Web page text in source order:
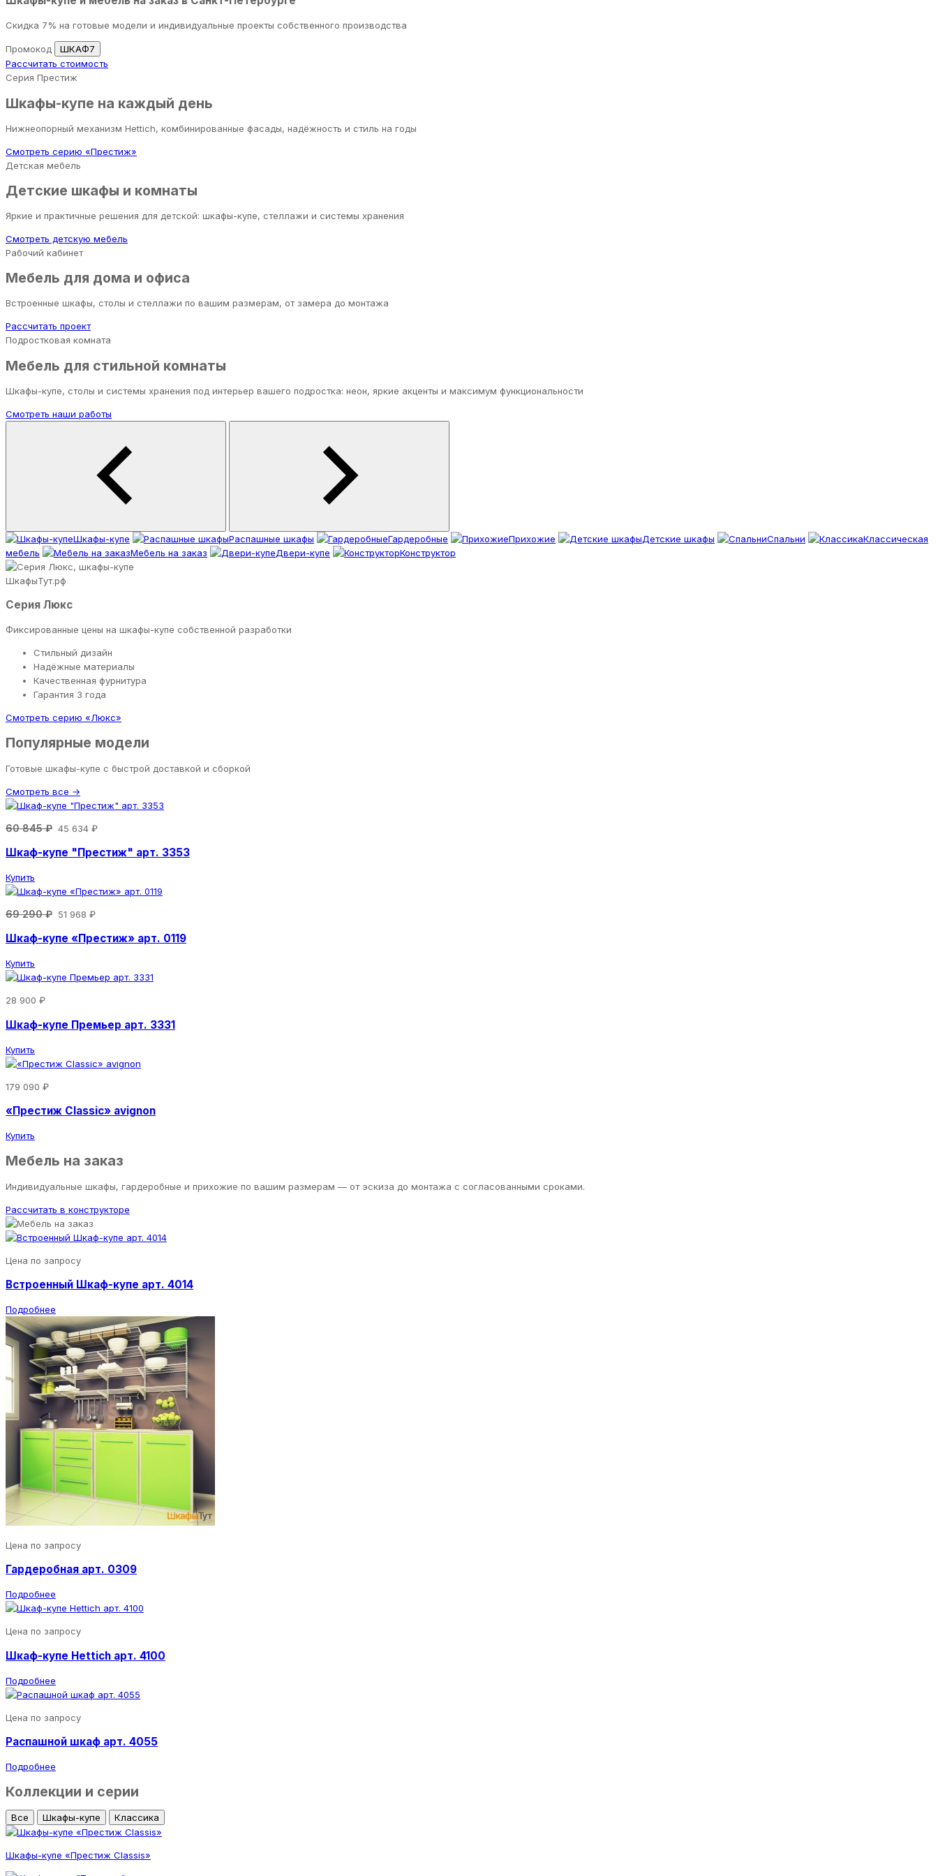
Скидка 7% на готовые модели и индивидуальные проекты собственного производства
Промокод
ШКАФ7
Рассчитать стоимость
Серия Престиж
Шкафы-купе на каждый день
Нижнеопорный механизм Hettich, комбинированные фасады, надёжность и стиль на годы
Смотреть серию «Престиж»
Детская мебель
Детские шкафы и комнаты
Яркие и практичные решения для детской: шкафы-купе, стеллажи и системы хранения
Смотреть детскую мебель
Рабочий кабинет
Мебель для дома и офиса
Встроенные шкафы, столы и стеллажи по вашим размерам, от замера до монтажа
Рассчитать проект
Подростковая комната
Мебель для стильной комнаты
Шкафы-купе, столы и системы хранения под интерьер вашего подростка: неон, яркие акценты и максимум функциональности
Смотреть наши работы
Шкафы-купе Распашные шкафы Гардеробные Прихожие Детские шкафы Спальни
Классическая
мебель
Мебель на заказ Двери-купе Конструктор
ШкафыТут.рф
Серия Люкс
Фиксированные цены на шкафы-купе собственной разработки
Стильный дизайн
Надёжные материалы
Качественная фурнитура
Гарантия 3 года
Смотреть серию «Люкс»
Популярные модели
Готовые шкафы-купе с быстрой доставкой и сборкой
Смотреть все →
60 845 ₽ 45 634 ₽
Шкаф-купе "Престиж" арт. 3353
Купить
69 290 ₽ 51 968 ₽
Шкаф-купе «Престиж» арт. 0119
Купить
28 900 ₽
Шкаф-купе Премьер арт. 3331
Купить
179 090 ₽
«Престиж Classic» avignon
Купить
Мебель на заказ
Индивидуальные шкафы, гардеробные и прихожие по вашим размерам — от эскиза до монтажа с согласованными сроками.
Рассчитать в конструкторе
Цена по запросу
Встроенный Шкаф-купе арт. 4014
Подробнее
Цена по запросу
Гардеробная арт. 0309
Подробнее
Цена по запросу
Шкаф-купе Hettich арт. 4100
Подробнее
Цена по запросу
Распашной шкаф арт. 4055
Подробнее
Коллекции и серии
Все Шкафы-купе Классика
Шкафы-купе «Престиж Classis»